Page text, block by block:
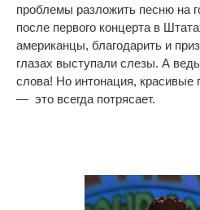
проблемы разложить песню на
после первого концерта в Штат
американцы, благодарить и
глазах выступали слезы. А
слова! Но интонация, красивые
— это всегда потрясает.